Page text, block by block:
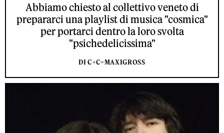
Abbiamo chiesto al collettivo veneto di
prepararci una playlist di musica "cosmica"
per portarci dentro la loro svolta
"psichedelicissima"
DI C+C=MAXIGROSS